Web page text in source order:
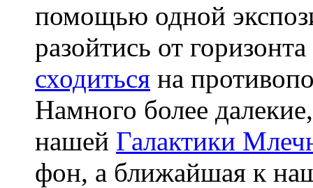
помощью одной
разойтись от
сходиться на
Намного более
нашей Галактики
фон, а ближайшая к